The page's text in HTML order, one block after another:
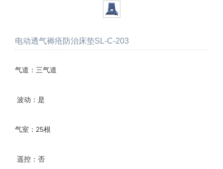
电动透气褥疮防治床垫SL-C-203
气道：三气道
波动：是
气室：25根
遥控：否